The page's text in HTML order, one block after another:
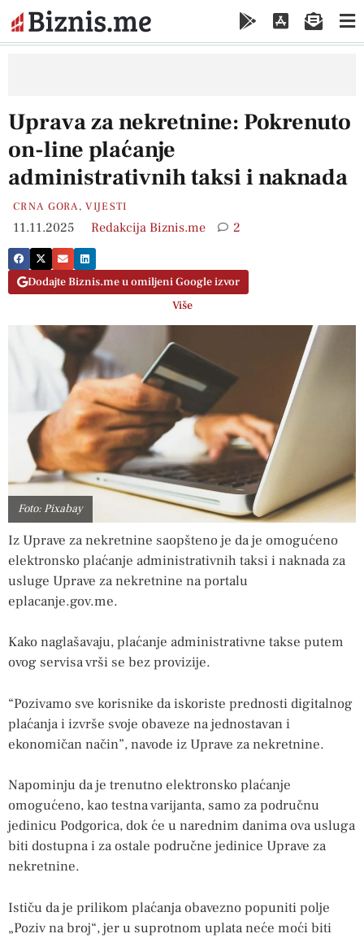
Uprava za nekretnine: Pokrenuto
on-line plaćanje
administrativnih taksi i naknada
CRNA GORA,VIJESTI
11.11.2025 Redakcija Biznis.me 2
Dodajte Biznis.me u omiljeni Google izvor
Više
Foto: Pixabay
Iz Uprave za nekretnine saopšteno je da je omogućeno
elektronsko plaćanje administrativnih taksi i naknada za
usluge Uprave za nekretnine na portalu
eplacanje.gov.me.
Kako naglašavaju, plaćanje administrativne takse putem
ovog servisa vrši se bez provizije.
“Pozivamo sve korisnike da iskoriste prednosti digitalnog
plaćanja i izvrše svoje obaveze na jednostavan i
ekonomičan način”, navode iz Uprave za nekretnine.
Napominju da je trenutno elektronsko plaćanje
omogućeno, kao testna varijanta, samo za područnu
jedinicu Podgorica, dok će u narednim danima ova usluga
biti dostupna i za ostale područne jedinice Uprave za
nekretnine.
Ističu da je prilikom plaćanja obavezno popuniti polje
„Poziv na broj“, jer u suprotnom uplata neće moći biti